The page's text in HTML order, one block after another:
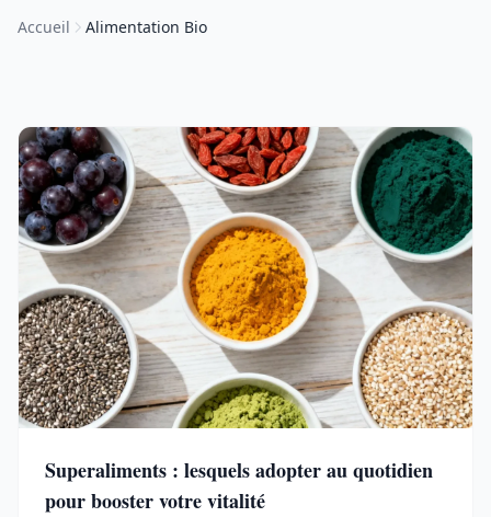
Accueil Alimentation Bio
Superaliments : lesquels adopter au quotidien
pour booster votre vitalité